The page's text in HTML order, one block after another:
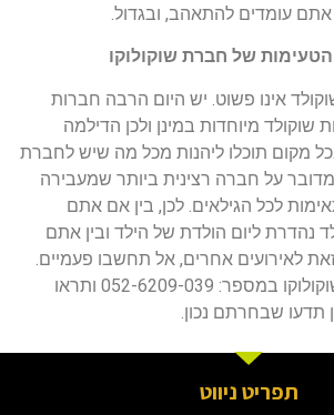
אתם עומדים להתאהב, ובגדול.
של חברת שוקולוקו
אינו פשוט. יש היום הרבה חברות
שוקולד מיוחדות במינן ולכן הדילמה
מקום תוכלו ליהנות מכל מה שיש לחברת
מדובר על חברה רצינית ביותר שמעבירה
לכל הגילאים. לכן, בין אם אתם
נהדרת ליום הולדת של הילד ובין אתם
לאירועים אחרים, אל תחשבו פעמיים.
צרו קשר עם חברת שוקולוקו במספר: 052-6209-039 ותראו
שבחרתם נכון.
תפריט ניווט